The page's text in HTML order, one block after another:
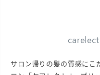
サロン帰りの髪の質感にこ